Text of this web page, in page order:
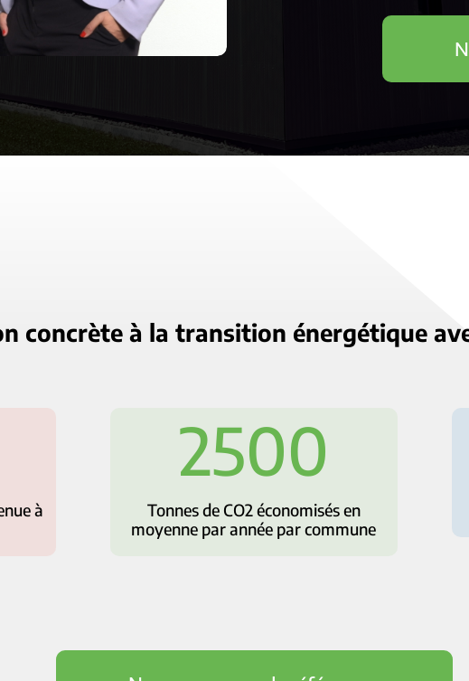
concrète à la transition énergétique
à
2500
Tonnes de CO2 économisés en
moyenne par année par commune